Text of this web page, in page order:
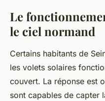
Le
le ciel normand
Certains habitants de
les volets solaires
couvert. La réponse est
sont capables de capter